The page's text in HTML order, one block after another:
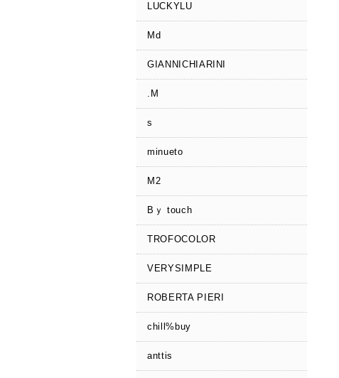
LUCKYLU
Md
GIANNICHIARINI
.M
s
minueto
M2
Bｙ touch
TROFOCOLOR
VERYSIMPLE
ROBERTA PIERI
chill%buy
anttis